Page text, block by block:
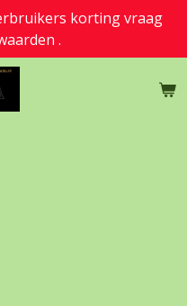
korting vraag
.